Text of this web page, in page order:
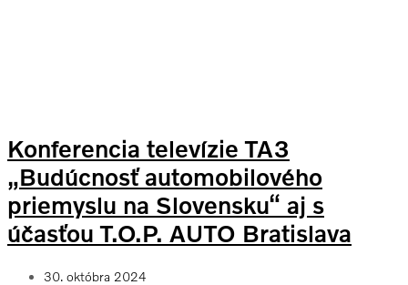
Konferencia televízie TA3
„Budúcnosť automobilového
priemyslu na Slovensku“ aj s
účasťou T.O.P. AUTO Bratislava
30. októbra 2024